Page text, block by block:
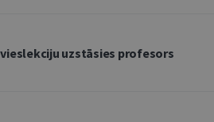
uzstāsies profesors